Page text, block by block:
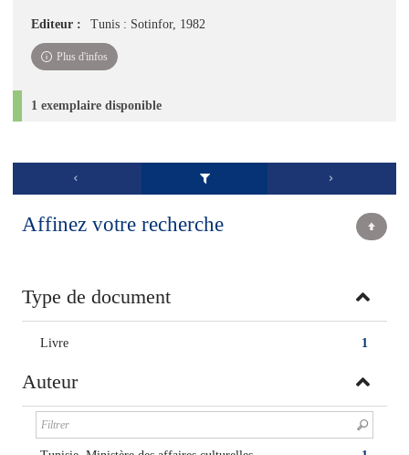
Editeur : Tunis : Sotinfor, 1982
Plus d'infos
1 exemplaire disponible
Affinez votre recherche
Type de document
1
Livre
Auteur